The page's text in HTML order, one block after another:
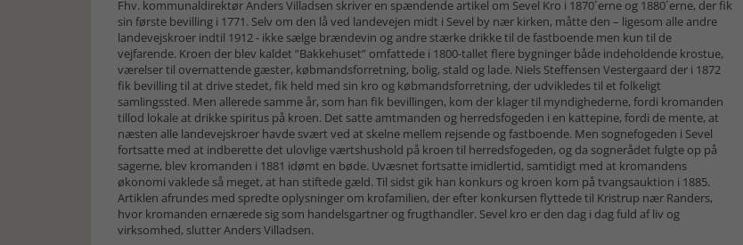
Fhv. kommunaldirektør Anders Villadsen skriver en spændende artikel om Sevel Kro i 1870´erne og 1880´erne, der fik
sin første bevilling i 1771. Selv om den lå ved landevejen midt i Sevel by nær kirken, måtte den – ligesom alle andre
landevejskroer indtil 1912 - ikke sælge brændevin og andre stærke drikke til de fastboende men kun til de
vejfarende. Kroen der blev kaldet ”Bakkehuset” omfattede i 1800-tallet flere bygninger både indeholdende krostue,
værelser til overnattende gæster, købmandsforretning, bolig, stald og lade. Niels Steffensen Vestergaard der i 1872
fik bevilling til at drive stedet, fik held med sin kro og købmandsforretning, der udvikledes til et folkeligt
samlingssted. Men allerede samme år, som han fik bevillingen, kom der klager til myndighederne, fordi kromanden
tillod lokale at drikke spiritus på kroen. Det satte amtmanden og herredsfogeden i en kattepine, fordi de mente, at
næsten alle landevejskroer havde svært ved at skelne mellem rejsende og fastboende. Men sognefogeden i Sevel
fortsatte med at indberette det ulovlige værtshushold på kroen til herredsfogeden, og da sognerådet fulgte op på
sagerne, blev kromanden i 1881 idømt en bøde. Uvæsnet fortsatte imidlertid, samtidigt med at kromandens
økonomi vaklede så meget, at han stiftede gæld. Til sidst gik han konkurs og kroen kom på tvangsauktion i 1885.
Artiklen afrundes med spredte oplysninger om krofamilien, der efter konkursen flyttede til Kristrup nær Randers,
hvor kromanden ernærede sig som handelsgartner og frugthandler. Sevel kro er den dag i dag fuld af liv og
virksomhed, slutter Anders Villadsen.